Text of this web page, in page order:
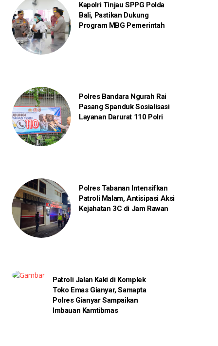
Kapolri Tinjau SPPG Polda
Bali, Pastikan Dukung
Program MBG Pemerintah
Polres Bandara Ngurah Rai
Pasang Spanduk Sosialisasi
Layanan Darurat 110 Polri
Polres Tabanan Intensifkan
Patroli Malam, Antisipasi Aksi
Kejahatan 3C di Jam Rawan
Patroli Jalan Kaki di Komplek
Toko Emas Gianyar, Samapta
Polres Gianyar Sampaikan
Imbauan Kamtibmas